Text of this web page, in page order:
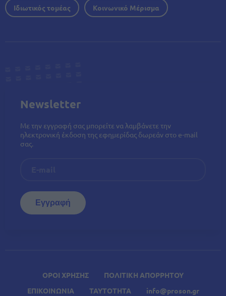
ΟΡΟΙ ΧΡΗΣΗΣ
ΠΟΛΙΤΙΚΗ ΑΠΟΡΡΗΤΟΥ
ΕΠΙΚΟΙΝΩΝΙΑ
ΤΑΥΤΟΤΗΤΑ info@proson.gr
Ιδιωτικός τομέας Κοινωνικό Μέρισμα
Newsletter
Με την εγγραφή σας μπορείτε να λαμβάνετε την
ηλεκτρονική έκδοση της εφημερίδας δωρεάν στο e-mail
σας.